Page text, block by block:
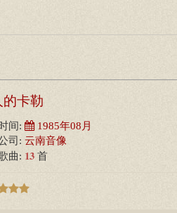
卡勒
间: 1985年08月
司: 云南音像
曲: 13 首